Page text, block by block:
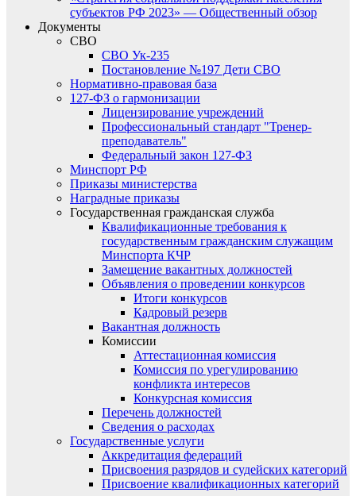
субъектов РФ 2023» — Общественный обзор
Документы
СВО
СВО Ук-235
Постановление №197 Дети СВО
Нормативно-правовая база
127-ФЗ о гармонизации
Лицензирование учреждений
Профессиональный стандарт "Тренер-
преподаватель"
Федеральный закон 127-ФЗ
Минспорт РФ
Приказы министерства
Наградные приказы
Государственная гражданская служба
Квалификационные требования к
государственным гражданским служащим
Минспорта КЧР
Замещение вакантных должностей
Объявления о проведении конкурсов
Итоги конкурсов
Кадровый резерв
Вакантная должность
Комиссии
Аттестационная комиссия
Комиссия по урегулированию
конфликта интересов
Конкурсная комиссия
Перечень должностей
Сведения о расходах
Государственные услуги
Аккредитация федераций
Присвоения разрядов и судейских категорий
Присвоение квалификационных категорий